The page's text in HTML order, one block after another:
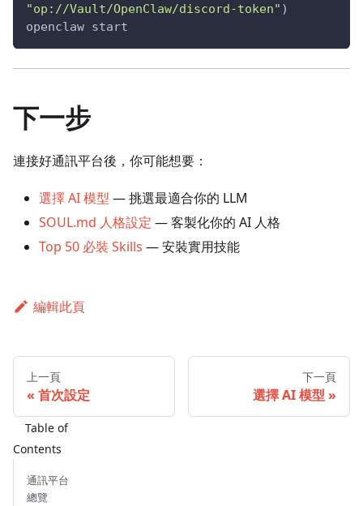
"op://Vault/OpenClaw/discord-token" )
openclaw start
下一步
連接好通訊平台後，你可能想要：
選擇 AI 模型 — 挑選最適合你的 LLM
SOUL.md 人格設定 — 客製化你的 AI 人格
Top 50 必裝 Skills — 安裝實用技能
編輯此頁
上一頁
首次設定
下一頁
選擇 AI 模型
通訊平台
總覽